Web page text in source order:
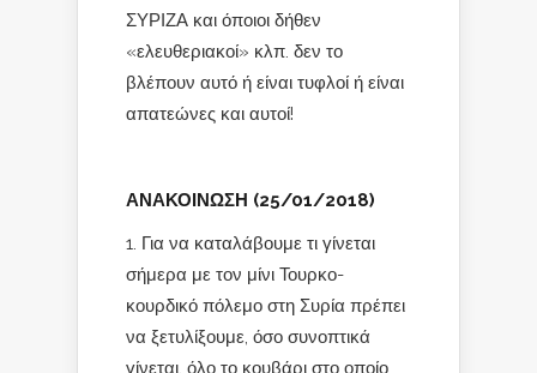
ΣΥΡΙΖΑ και όποιοι δήθεν
«ελευθεριακοί» κλπ. δεν το
βλέπουν αυτό ή είναι τυφλοί ή είναι
απατεώνες και αυτοί!
ΑΝΑΚΟΙΝΩΣΗ (25/01/2018)
Για να καταλάβουμε τι γίνεται
σήμερα με τον μίνι Τουρκο-
κουρδικό πόλεμο στη Συρία πρέπει
να ξετυλίξουμε, όσο συνοπτικά
γίνεται, όλο το κουβάρι στο οποίο